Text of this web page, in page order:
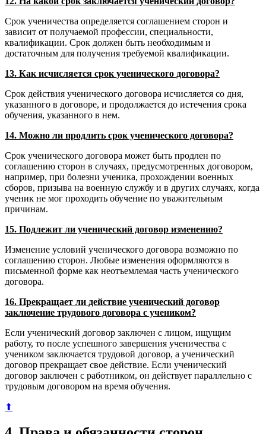
Срок ученичества определяется соглашением сторон и
зависит от получаемой профессии, специальности,
квалификации. Срок должен быть необходимым и
достаточным для получения требуемой квалификации.
13. Как исчисляется срок ученического договора?
Срок действия ученического договора исчисляется со дня,
указанного в договоре, и продолжается до истечения срока
обучения, указанного в нем.
14. Можно ли продлить срок ученического договора?
Срок ученического договора может быть продлен по
соглашению сторон в случаях, предусмотренных договором,
например, при болезни ученика, прохождении военных
сборов, призыва на военную службу и в других случаях, когда
ученик не мог проходить обучение по уважительным
причинам.
15. Подлежит ли ученический договор изменению?
Изменение условий ученического договора возможно по
соглашению сторон. Любые изменения оформляются в
письменной форме как неотъемлемая часть ученического
договора.
16. Прекращает ли действие ученический договор
заключение трудового договора с учеником?
Если ученический договор заключен с лицом, ищущим
работу, то после успешного завершения ученичества с
учеником заключается трудовой договор, а ученический
договор прекращает свое действие. Если ученический
договор заключен с работником, он действует параллельно с
трудовым договором на время обучения.
⬆